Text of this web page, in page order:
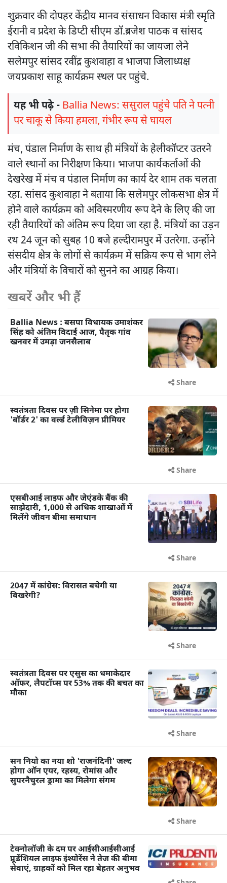
शुक्रवार की दोपहर केंद्रीय मानव संसाधन विकास मंत्री स्मृति
ईरानी व प्रदेश के डिप्टी सीएम डॉ.ब्रजेश पाठक व सांसद
रविकिशन जी की सभा की तैयारियों का जायजा लेने
सलेमपुर सांसद रवींद्र कुशवाहा व भाजपा जिलाध्यक्ष
जयप्रकाश साहू कार्यक्रम स्थल पर पहुंचे.
यह भी पढ़े - Ballia News: ससुराल पहुंचे पति ने पत्नी
पर चाकू से किया हमला, गंभीर रूप से घायल
मंच, पंडाल निर्माण के साथ ही मंत्रियों के हेलीकॉप्टर उतरने
वाले स्थानों का निरीक्षण किया। भाजपा कार्यकर्ताओं की
देखरेख में मंच व पंडाल निर्माण का कार्य देर शाम तक चलता
रहा. सांसद कुशवाहा ने बताया कि सलेमपुर लोकसभा क्षेत्र में
होने वाले कार्यक्रम को अविस्मरणीय रूप देने के लिए की जा
रही तैयारियों को अंतिम रूप दिया जा रहा है. मंत्रियों का उड़न
रथ 24 जून को सुबह 10 बजे हल्दीरामपुर में उतरेगा. उन्होंने
संसदीय क्षेत्र के लोगों से कार्यक्रम में सक्रिय रूप से भाग लेने
और मंत्रियों के विचारों को सुनने का आग्रह किया।
खबरें और भी हैं
Ballia News : बसपा विधायक उमाशंकर
सिंह को अंतिम विदाई आज, पैतृक गांव
खनवर में उमड़ा जनसैलाब
Share
स्वतंत्रता दिवस पर ज़ी सिनेमा पर होगा
'बॉर्डर 2' का वर्ल्ड टेलीविज़न प्रीमियर
Share
एसबीआई लाइफ और जेएंडके बैंक की
साझेदारी, 1,000 से अधिक शाखाओं में
मिलेंगे जीवन बीमा समाधान
Share
2047 में कांग्रेस: विरासत बचेगी या
बिखरेगी?
Share
स्वतंत्रता दिवस पर एसुस का धमाकेदार
ऑफर, लैपटॉप्स पर 53% तक की बचत का
मौका
Share
सन नियो का नया शो 'राजनंदिनी' जल्द
होगा ऑन एयर, रहस्य, रोमांस और
सुपरनैचुरल ड्रामा का मिलेगा संगम
Share
टेक्नोलॉजी के दम पर आईसीआईसीआई
प्रूडेंशियल लाइफ इंश्योरेंस ने तेज की बीमा
सेवाएं, ग्राहकों को मिल रहा बेहतर अनुभव